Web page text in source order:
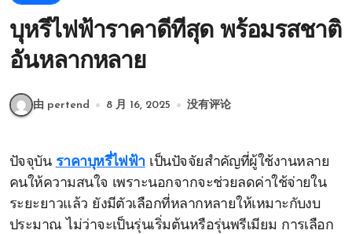
บุหรี่ไฟฟ้าราคาดีที่สุด พร้อมรสชาติ
อันหลากหลาย
由 pertend 8 月 16, 2025 没有评论
ปัจจุบัน ราคาบุหรี่ไฟฟ้าเป็นปัจจัยสำคัญที่ผู้ใช้งานหลาย
คนให้ความสนใจ เพราะนอกจากจะช่วยลดค่าใช้จ่ายใน
ระยะยาวแล้ว ยังมีตัวเลือกที่หลากหลายให้เหมาะกับงบ
ประมาณ ไม่ว่าจะเป็นรุ่นเริ่มต้นหรือรุ่นพรีเมียม การเลือก